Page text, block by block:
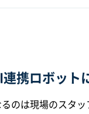
携ロボット
のは現場のスタ